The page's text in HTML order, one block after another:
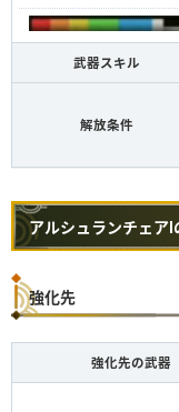
武器スキル
解放条件
アルシュランチェア
強化先
強化先の武器